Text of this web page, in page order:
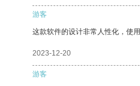
游客
这款软件的设计非常人性化，使
2023-12-20
游客